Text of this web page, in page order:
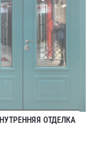
ОТДЕЛКА